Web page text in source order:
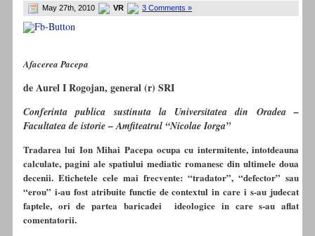
May 27th, 2010 VR 3 Comments »
Afacerea Pacepa
de Aurel I Rogojan, general (r) SRI
Conferinta publica sustinuta la Universitatea din Oradea –
Facultatea de istorie – Amfiteatrul “Nicolae Iorga”
Tradarea lui Ion Mihai Pacepa ocupa cu intermitente, intotdeauna
calculate, pagini ale spatiului mediatic romanesc din ultimele doua
decenii. Etichetele cele mai frecvente: “tradator”, “defector” sau
“erou” i-au fost atribuite functie de contextul in care i s-au judecat
faptele, ori de partea baricadei ideologice in care s-au aflat
comentatorii.